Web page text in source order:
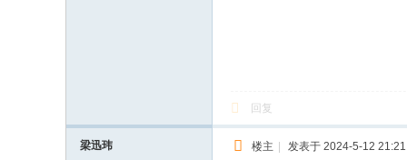
回复
梁迅玮 楼主 | 发表于 2024-5-12